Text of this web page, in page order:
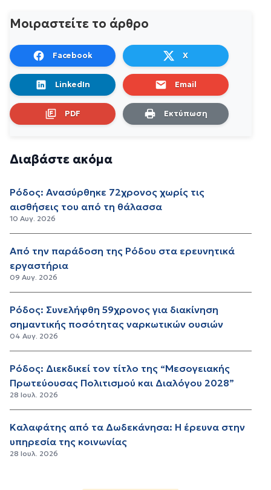
Μοιραστείτε το άρθρο
Facebook X
LinkedIn Email
PDF Εκτύπωση
Διαβάστε ακόμα
Ρόδος: Ανασύρθηκε 72χρονος χωρίς τις
αισθήσεις του από τη θάλασσα
10 Αυγ. 2026
Από την παράδοση της Ρόδου στα ερευνητικά
εργαστήρια
09 Αυγ. 2026
Ρόδος: Συνελήφθη 59χρονος για διακίνηση
σημαντικής ποσότητας ναρκωτικών ουσιών
04 Αυγ. 2026
Ρόδος: Διεκδικεί τον τίτλο της “Μεσογειακής
Πρωτεύουσας Πολιτισμού και Διαλόγου 2028”
28 Ιουλ. 2026
Καλαφάτης από τα Δωδεκάνησα: Η έρευνα στην
υπηρεσία της κοινωνίας
28 Ιουλ. 2026